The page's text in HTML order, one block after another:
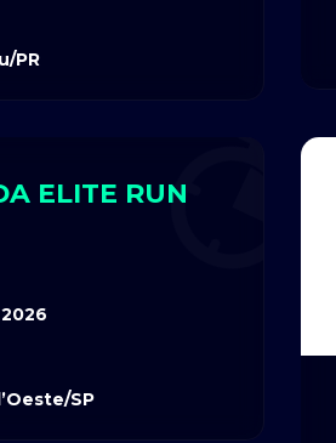
PR
ELITE RUN
SP